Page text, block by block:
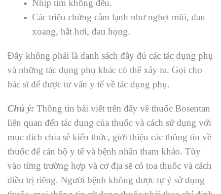
Nhịp tim không đều.
Các triệu chứng cảm lạnh như nghẹt mũi, đau
xoang, hắt hơi, đau họng.
Đây không phải là danh sách đầy đủ các tác dụng phụ
và những tác dụng phụ khác có thể xảy ra. Gọi cho
bác sĩ để được tư vấn y tế về tác dụng phụ.
Chú ý: Thông tin bài viết trên đây về thuốc Bosentan
liên quan đến tác dụng của thuốc và cách sử dụng với
mục đích chia sẻ kiến thức, giới thiệu các thông tin về
thuốc để cán bộ y tế và bệnh nhân tham khảo. Tùy
vào từng trường hợp và cơ địa sẽ có toa thuốc và cách
điều trị riêng. Người bệnh không được tự ý sử dụng